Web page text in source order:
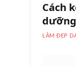
Cách
LÀM ĐẸP